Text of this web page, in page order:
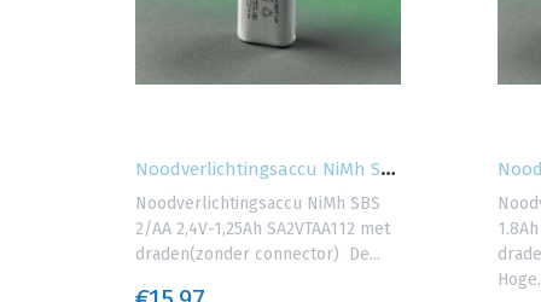
N
oodverlichtingsaccu NiMh SBS 2/AA...
Noodverlichtingsaccu NiMh SBS
2/AA 2,4V-1,25Ah SA2VTAA112 met
draden(zonder connector) De...